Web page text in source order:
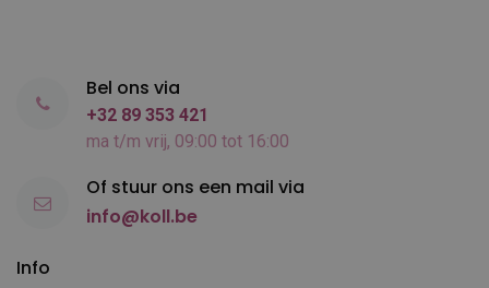
Info
Bel ons via
+32 89 353 421
ma t/m vrij, 09:00 tot 16:00
Of stuur ons een mail via
info@koll.be